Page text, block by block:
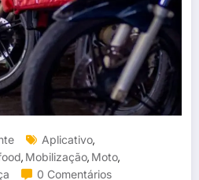
Aplicativo,
, Mobilização, Moto,
0 Comentários